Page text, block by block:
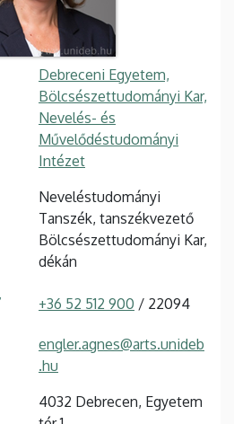
Debreceni Egyetem,
Bölcsészettudományi Kar,
Nevelés- és
Művelődéstudományi
Intézet
Neveléstudományi
Tanszék, tanszékvezető
Bölcsészettudományi Kar,
dékán
+36 52 512 900 / 22094
engler.agnes@arts.unideb
.hu
4032 Debrecen, Egyetem